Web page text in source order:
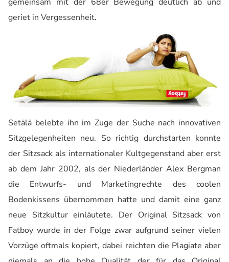
geriet in Vergessenheit.
Setälä belebte ihn im Zuge der Suche nach innovativen
Sitzgelegenheiten neu. So richtig durchstarten konnte
der Sitzsack als internationaler Kultgegenstand aber erst
ab dem Jahr 2002, als der Niederländer Alex Bergman
die Entwurfs- und Marketingrechte des coolen
Bodenkissens übernommen hatte und damit eine ganz
neue Sitzkultur einläutete. Der Original Sitzsack von
Fatboy wurde in der Folge zwar aufgrund seiner vielen
Vorzüge oftmals kopiert, dabei reichten die Plagiate aber